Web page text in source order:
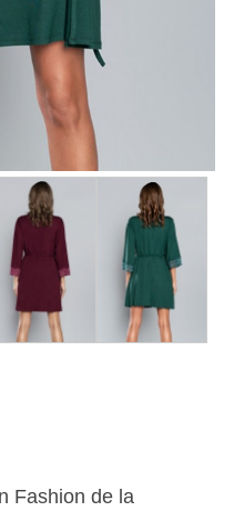
Fashion de la